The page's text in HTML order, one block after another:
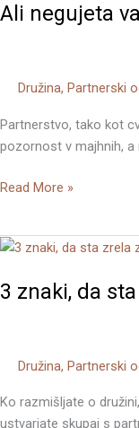
Ali negujeta
Družina, Partnerski
Partnerstvo, tako kot
pozornost v majhnih, a
partnerski
Read More »
3 znaki, da
Družina, Partnerski
Ko razmišljate o
ustvarjate skupaj s
3
da
vlogo
starša